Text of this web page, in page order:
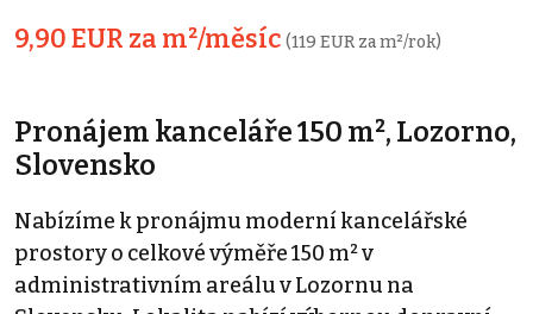
9,90 EUR za m²/měsíc (119 EUR za m²/rok)
Pronájem kanceláře 150 m², Lozorno,
Slovensko
Nabízíme k pronájmu moderní kancelářské
prostory o celkové výměře 150 m² v
administrativním areálu v Lozornu na